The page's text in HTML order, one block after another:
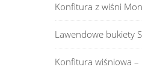
Konfitura z wiśni
Lawendowe bukiety
Konfitura wiśniowa –